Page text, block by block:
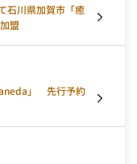
石川県加賀市「癒
盟
」 先行予約